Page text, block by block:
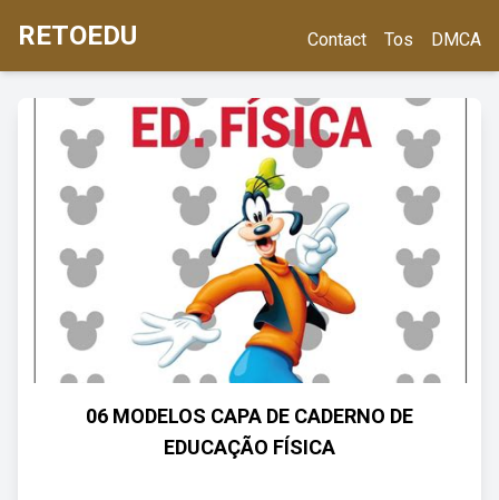
RETOEDU Contact Tos DMCA
06 MODELOS CAPA DE CADERNO DE
EDUCAÇÃO FÍSICA